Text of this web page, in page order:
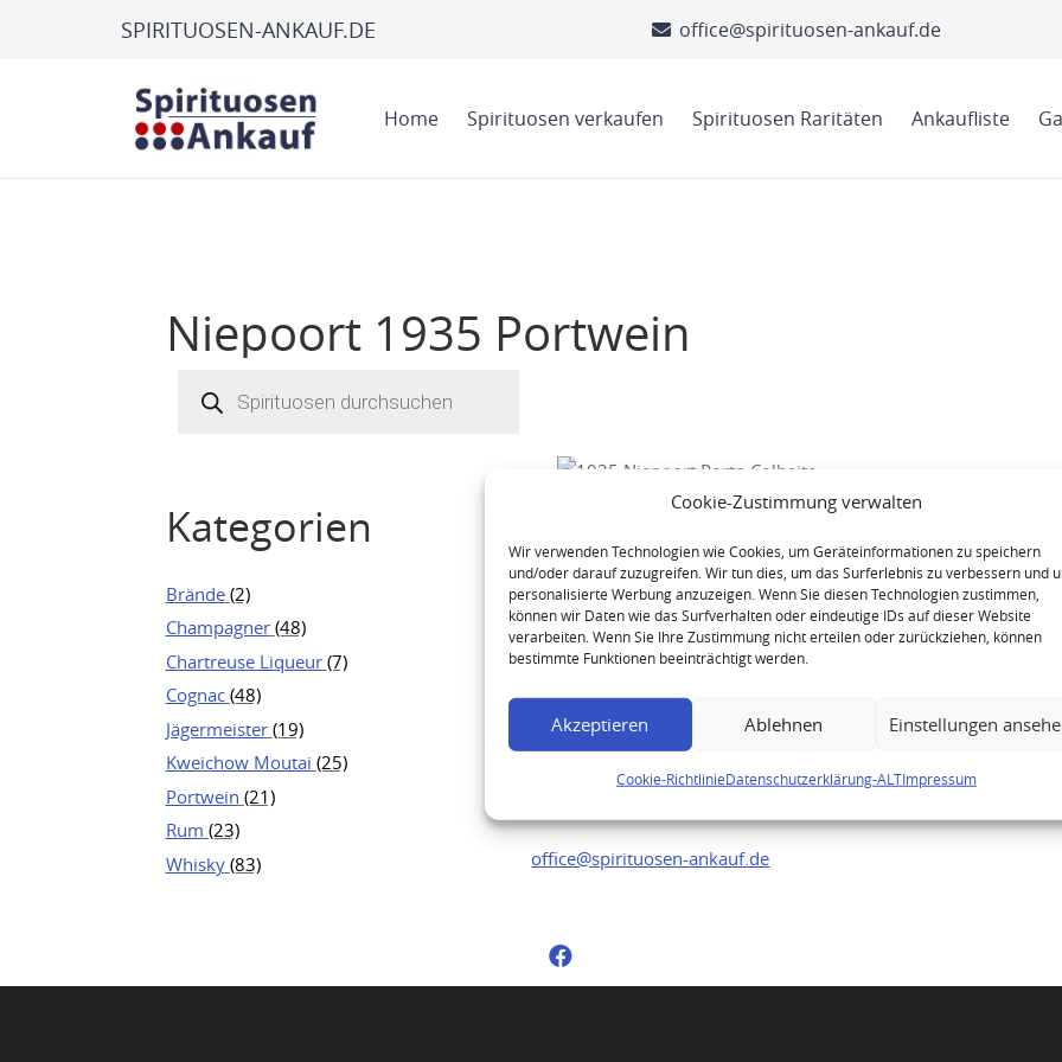
Cookie-Zustimmung verwalten
Wir verwenden Technologien wie Cookies, um Geräteinformationen zu speichern
und/oder darauf zuzugreifen. Wir tun dies, um das Surferlebnis zu verbessern und
personalisierte Werbung anzuzeigen. Wenn Sie diesen Technologien zustimmen,
können wir Daten wie das Surfverhalten oder eindeutige IDs auf dieser Website
verarbeiten. Wenn Sie Ihre Zustimmung nicht erteilen oder zurückziehen, können
bestimmte Funktionen beeinträchtigt werden.
Akzeptieren Ablehnen Einstellungen
Cookie-RichtlinieDatenschutzerklärung-ALTImpressum
SPIRITUOSEN-ANKAUF.DE office@spirituosen-ankauf.de
Home Spirituosen verkaufen Spirituosen Raritäten Ankaufliste
Niepoort 1935 Portwein
search
Kategorien
Brände (2)
Champagner (48)
Chartreuse Liqueur (7)
Cognac (48)
Jägermeister (19)
Kweichow Moutai (25)
Portwein (21)
Rum (23)
Whisky (83)
1935 Niepoort Porto Colheita
Ihre Anfrage
Sie möchten Ihre hochwertigen Spirituosen
verkaufen? Senden Sie uns gerne Ihre
office@spirituosen-ankauf.de